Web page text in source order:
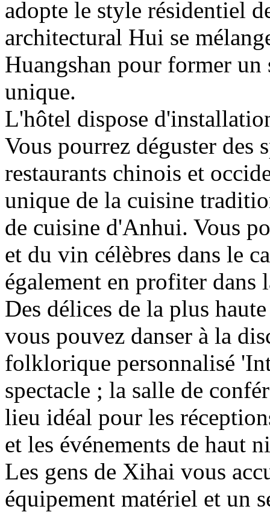
adopte le style résidentiel
architectural Hui se
Huangshan pour former
unique.
L'hôtel dispose
Vous pourrez déguster des
restaurants chinois et
unique de la cuisine
de cuisine d'Anhui. Vous
et du vin célèbres dans le
également en profiter dans
Des délices de la plus
vous pouvez danser à la
folklorique personnalisé
spectacle ; la salle de
lieu idéal pour les
et les événements de haut
Les gens de Xihai vous
équipement matériel et un